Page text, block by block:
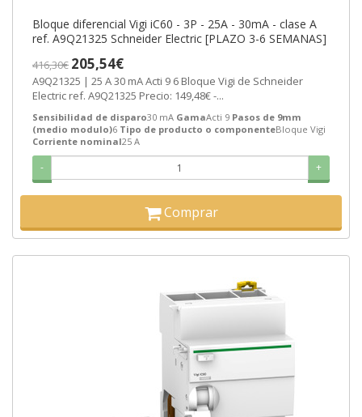
Bloque diferencial Vigi iC60 - 3P - 25A - 30mA - clase A
ref. A9Q21325 Schneider Electric [PLAZO 3-6 SEMANAS]
416,30€ 205,54€
A9Q21325 | 25 A 30 mA Acti 9 6 Bloque Vigi de Schneider
Electric ref. A9Q21325 Precio: 149,48€ -...
Sensibilidad de disparo30 mA GamaActi 9 Pasos de 9mm
(medio modulo)6 Tipo de producto o componenteBloque Vigi
Corriente nominal25 A
- +
Comprar